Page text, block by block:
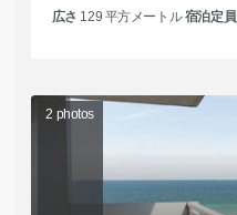
広さ 129 平方メートル宿泊定員
2 photos